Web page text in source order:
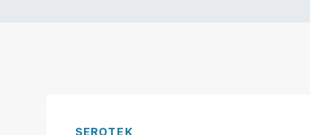
SEROTEK